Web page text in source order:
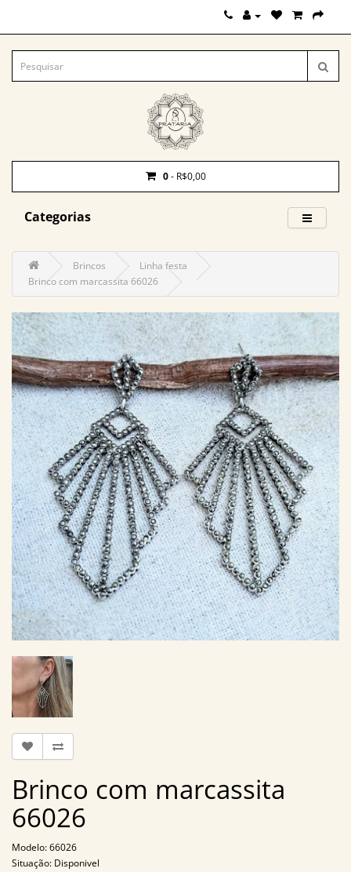
0- R$0,00
Categorias
Brincos
Linha festa
Brinco com marcassita 66026
Brinco com marcassita
66026
Modelo: 66026
Situação: Disponivel